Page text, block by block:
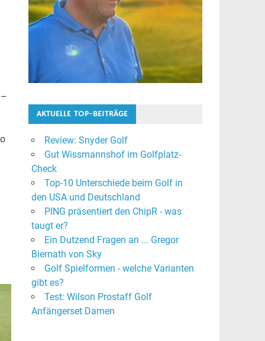
AKTUELLE TOP-BEITRÄGE
Review: Snyder Golf
Gut Wissmannshof im Golfplatz-
Check
Top-10 Unterschiede beim Golf in
den USA und Deutschland
PING präsentiert den ChipR - was
taugt er?
Ein Dutzend Fragen an ... Gregor
Biernath von Sky
Golf Spielformen - welche Varianten
gibt es?
Test: Wilson Prostaff Golf
Anfängerset Damen